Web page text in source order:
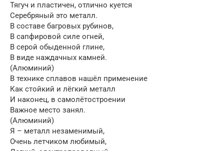
Тягуч и пластичен, отлично куется
Серебряный это металл.
В составе багровых рубинов,
В сапфировой силе огней,
В серой обыденной глине,
В виде наждачных камней.
(Алюминий)
В технике сплавов нашёл применение
Как стойкий и лёгкий металл
И наконец, в самолётостроении
Важное место занял.
(Алюминий)
Я – металл незаменимый,
Очень летчиком любимый,